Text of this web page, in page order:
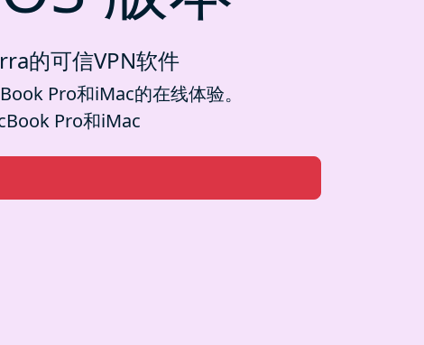
的可信VPN软件
Pro和iMac的在线体验。
Pro和iMac